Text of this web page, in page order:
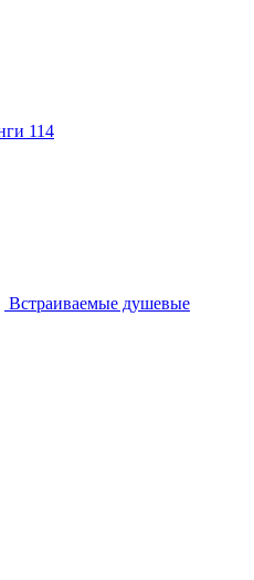
114
Встраиваемые душевые